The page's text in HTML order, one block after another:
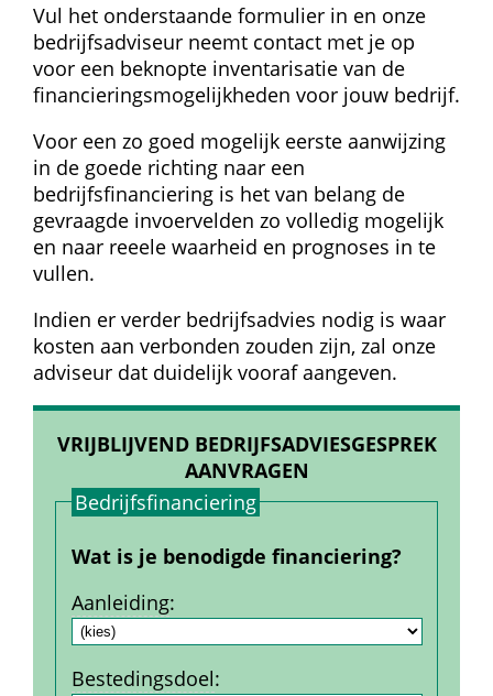
Vul het onderstaande formulier in en onze
bedrijfsadviseur neemt contact met je op
voor een beknopte inventarisatie van de
financieringsmogelijkheden voor jouw bedrijf.
Voor een zo goed mogelijk eerste aanwijzing
in de goede richting naar een
bedrijfsfinanciering is het van belang de
gevraagde invoervelden zo volledig mogelijk
en naar reeele waarheid en prognoses in te
vullen.
Indien er verder bedrijfsadvies nodig is waar
kosten aan verbonden zouden zijn, zal onze
adviseur dat duidelijk vooraf aangeven.
VRIJBLIJVEND BEDRIJFSADVIESGESPREK
AANVRAGEN
Bedrijfs­financiering
Wat is je benodigde financiering?
Aanleiding:
Bestedings­doel: